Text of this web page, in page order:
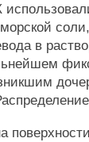
в